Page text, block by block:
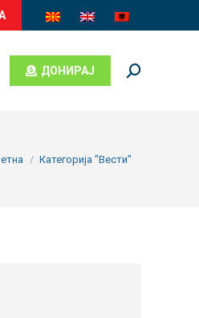
ДОНИРАЈ Search:
here:Категорија "Вести"